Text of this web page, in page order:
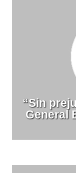
“Sin
General